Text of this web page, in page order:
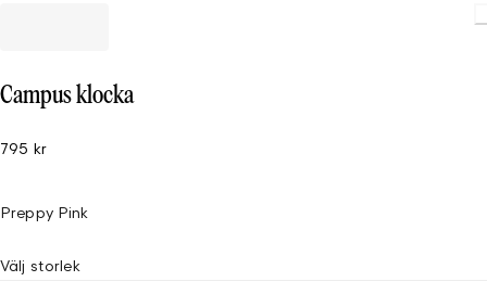
Campus klocka
795 kr
Preppy Pink
Välj storlek